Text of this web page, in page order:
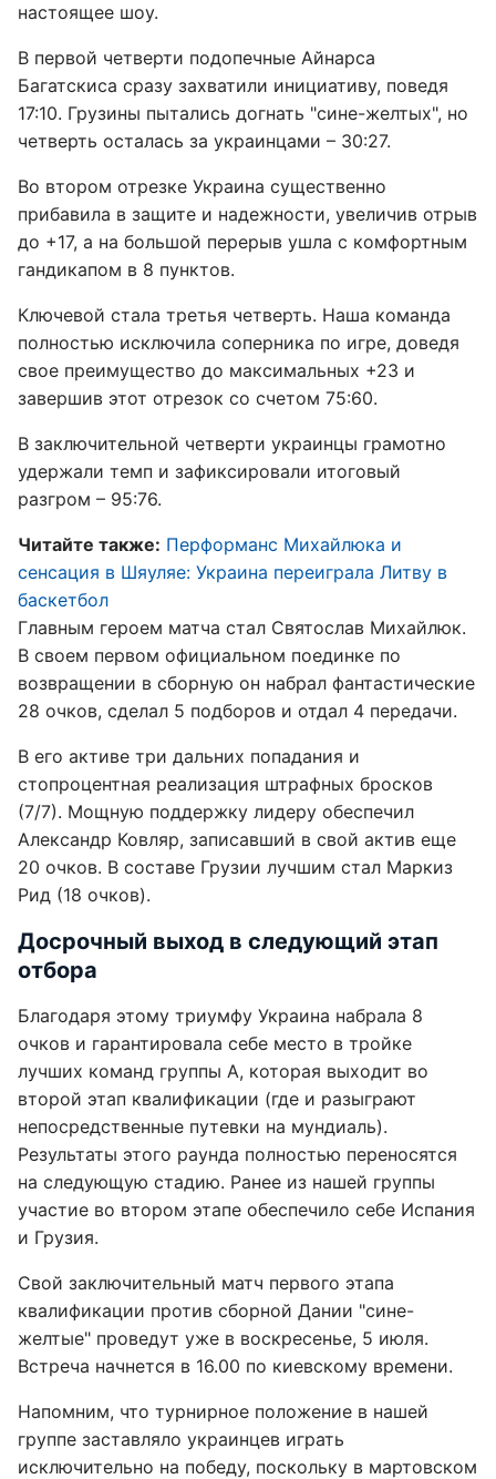
настоящее шоу.
В первой четверти подопечные Айнарса
Багатскиса сразу захватили инициативу, поведя
17:10. Грузины пытались догнать "сине-желтых", но
четверть осталась за украинцами – 30:27.
Во втором отрезке Украина существенно
прибавила в защите и надежности, увеличив отрыв
до +17, а на большой перерыв ушла с комфортным
гандикапом в 8 пунктов.
Ключевой стала третья четверть. Наша команда
полностью исключила соперника по игре, доведя
свое преимущество до максимальных +23 и
завершив этот отрезок со счетом 75:60.
В заключительной четверти украинцы грамотно
удержали темп и зафиксировали итоговый
разгром – 95:76.
Читайте также: Перформанс Михайлюка и
сенсация в Шяуляе: Украина переиграла Литву в
баскетбол
Главным героем матча стал Святослав Михайлюк.
В своем первом официальном поединке по
возвращении в сборную он набрал фантастические
28 очков, сделал 5 подборов и отдал 4 передачи.
В его активе три дальних попадания и
стопроцентная реализация штрафных бросков
(7/7). Мощную поддержку лидеру обеспечил
Александр Ковляр, записавший в свой актив еще
20 очков. В составе Грузии лучшим стал Маркиз
Рид (18 очков).
Досрочный выход в следующий этап
отбора
Благодаря этому триумфу Украина набрала 8
очков и гарантировала себе место в тройке
лучших команд группы А, которая выходит во
второй этап квалификации (где и разыграют
непосредственные путевки на мундиаль).
Результаты этого раунда полностью переносятся
на следующую стадию. Ранее из нашей группы
участие во втором этапе обеспечило себе Испания
и Грузия.
Свой заключительный матч первого этапа
квалификации против сборной Дании "сине-
желтые" проведут уже в воскресенье, 5 июля.
Встреча начнется в 16.00 по киевскому времени.
Напомним, что турнирное положение в нашей
группе заставляло украинцев играть
исключительно на победу, поскольку в мартовском